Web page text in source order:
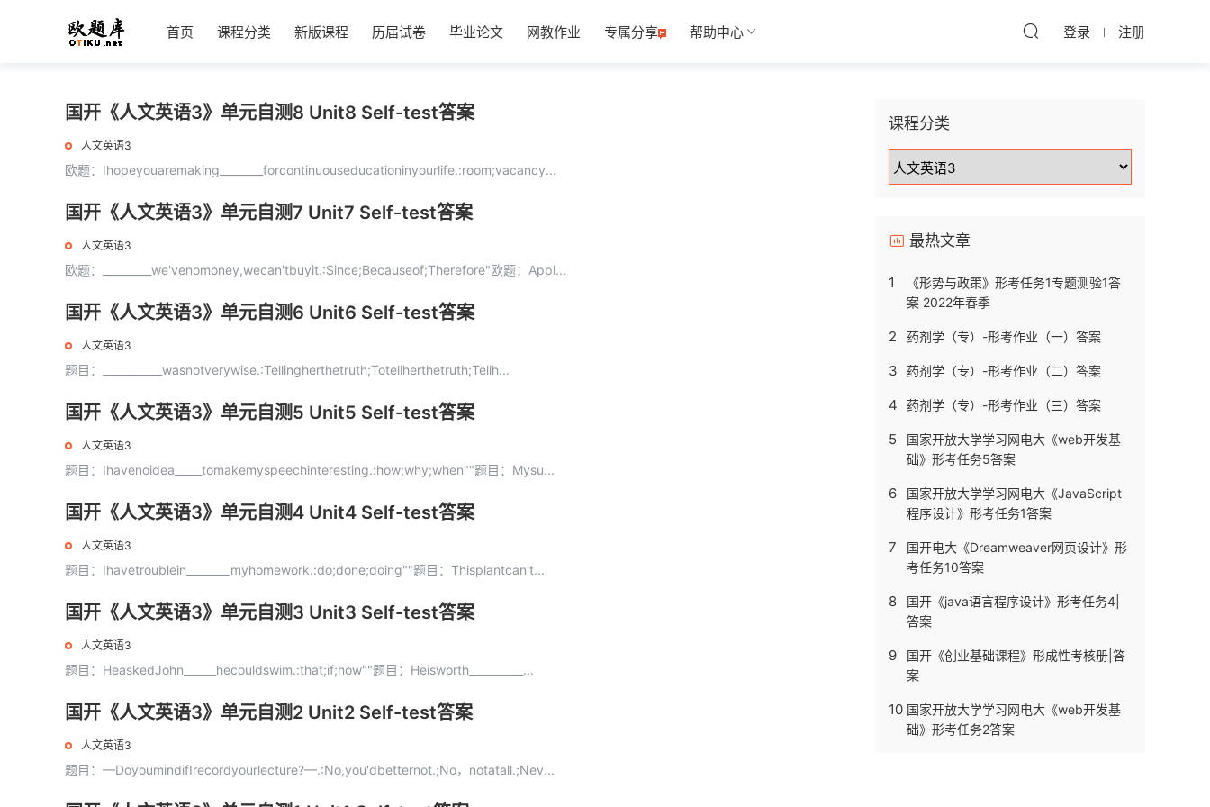
首页 课程分类 新版课程 历届试卷 毕业论文 网教作业 专属分享 帮助中心 登录 注册
国开《人文英语3》单元自测8 Unit8 Self-test答案
人文英语3
欧题：Ihopeyouaremaking________forcontinuouseducationinyourlife.:room;vacancy...
国开《人文英语3》单元自测7 Unit7 Self-test答案
人文英语3
欧题：_________we'venomoney,wecan'tbuyit.:Since;Becauseof;Therefore"欧题：Appl...
国开《人文英语3》单元自测6 Unit6 Self-test答案
人文英语3
题目：___________wasnotverywise.:Tellingherthetruth;Totellherthetruth;Tellh...
国开《人文英语3》单元自测5 Unit5 Self-test答案
人文英语3
题目：Ihavenoidea_____tomakemyspeechinteresting.:how;why;when""题目：Mysu...
国开《人文英语3》单元自测4 Unit4 Self-test答案
人文英语3
题目：Ihavetroublein________myhomework.:do;done;doing""题目：Thisplantcan't...
国开《人文英语3》单元自测3 Unit3 Self-test答案
人文英语3
题目：HeaskedJohn______hecouldswim.:that;if;how""题目：Heisworth__________...
国开《人文英语3》单元自测2 Unit2 Self-test答案
人文英语3
题目：—DoyoumindifIrecordyourlecture?—.:No,you'dbetternot.;No，notatall.;Nev...
课程分类
最热文章
1
《形势与政策》形考任务1专题测验1答
案 2022年春季
2 药剂学（专）-形考作业（一）答案
3 药剂学（专）-形考作业（二）答案
4 药剂学（专）-形考作业（三）答案
5
国家开放大学学习网电大《web开发基
础》形考任务5答案
6
国家开放大学学习网电大《JavaScript
程序设计》形考任务1答案
7
国开电大《Dreamweaver网页设计》形
考任务10答案
8
国开《java语言程序设计》形考任务4|
答案
9
国开《创业基础课程》形成性考核册|答
案
10 国家开放大学学习网电大《web开发基
础》形考任务2答案